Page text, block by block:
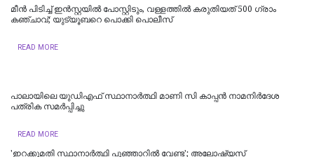
മീന്‍ പിടിച്ച് ഇന്‍സ്റ്റയില്‍ പോസ്റ്റിടും, വള്ളത്തില്‍ കരുതിയത് 500 ഗ്രാം
കഞ്ചാവ്; യുട്യൂബറെ പൊക്കി പൊലീസ്
READ MORE
പാലായിലെ യുഡിഎഫ് സ്ഥാനാർത്ഥി മാണി സി കാപ്പൻ നാമനിർദേശ
പത്രിക സമർപ്പിച്ചു
READ MORE
'ഇറക്കുമതി സ്ഥാനാര്‍ത്ഥി പൂഞ്ഞാറില്‍ വേണ്ട'; അലോഷ്യസ്